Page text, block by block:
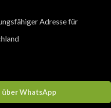
Adresse für
über WhatsApp